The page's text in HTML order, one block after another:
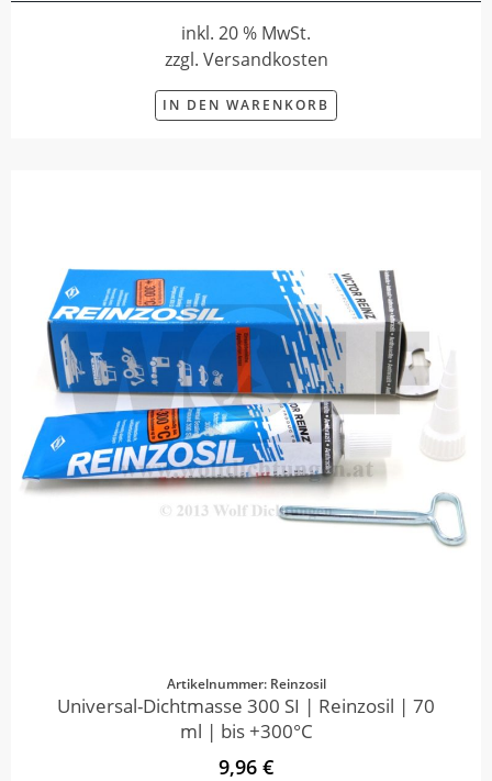
inkl. 20 % MwSt.
zzgl. Versandkosten
IN DEN WARENKORB
Artikelnummer: Reinzosil
Universal-Dichtmasse 300 SI | Reinzosil | 70
ml | bis +300°C
9,96 €